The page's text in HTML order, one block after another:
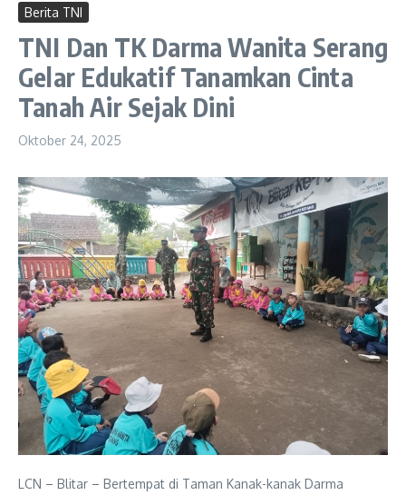
Berita TNI
TNI Dan TK Darma Wanita Serang
Gelar Edukatif Tanamkan Cinta
Tanah Air Sejak Dini
Oktober 24, 2025
LCN – Blitar – Bertempat di Taman Kanak-kanak Darma